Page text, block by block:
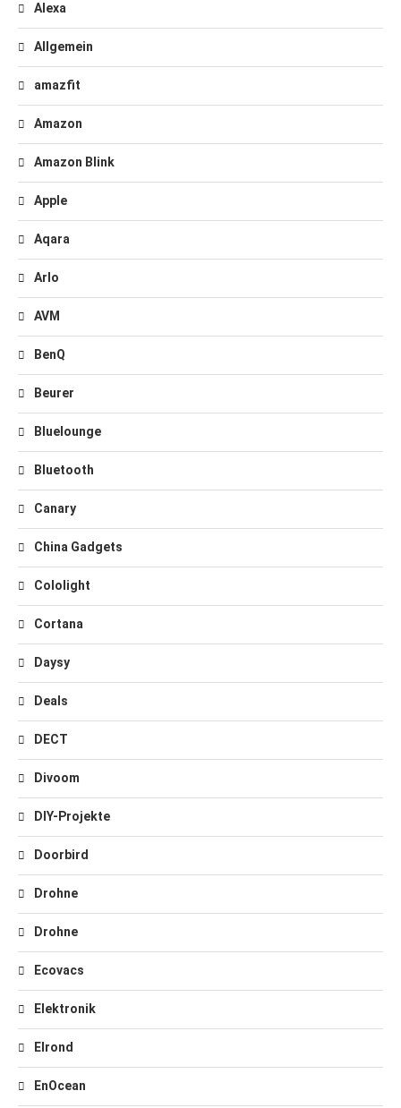
Alexa
Allgemein
amazfit
Amazon
Amazon Blink
Apple
Aqara
Arlo
AVM
BenQ
Beurer
Bluelounge
Bluetooth
Canary
China Gadgets
Cololight
Cortana
Daysy
Deals
DECT
Divoom
DIY-Projekte
Doorbird
Drohne
Drohne
Ecovacs
Elektronik
Elrond
EnOcean